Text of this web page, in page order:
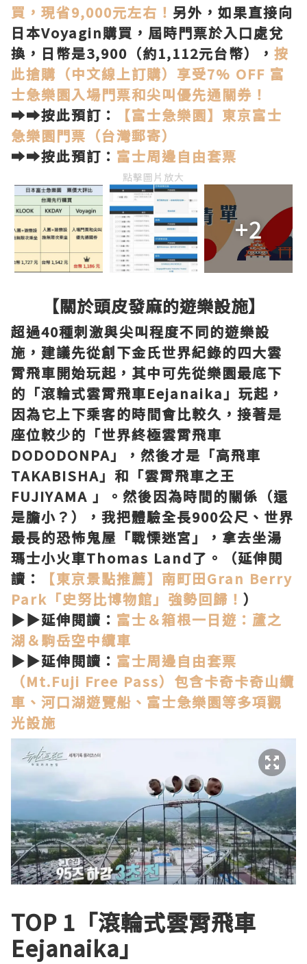
買，現省9,000元左右！ 另外，如果直接向
日本Voyagin購買，屆時門票於入口處兌
換，日幣是3,900（約1,112元台幣）， 按
此搶購（中文線上訂購）享受7% OFF 富
士急樂園入場門票和尖叫優先通關券！
➡➡按此預訂：
【富士急樂園】東京富士
急樂園門票（台灣郵寄）
➡➡按此預訂： 富士周邊自由套票
點擊圖片放大
+2
【關於頭皮發麻的遊樂設施】
超過40種刺激與尖叫程度不同的遊樂設
施，建議先從創下金氏世界紀錄的四大雲
霄飛車開始玩起，其中可先從樂園最底下
的「滾輪式雲霄飛車Eejanaika」玩起，
因為它上下乘客的時間會比較久，接著是
座位較少的「世界終極雲霄飛車
DODODONPA」，然後才是「高飛車
TAKABISHA」和「雲霄飛車之王
FUJIYAMA 」。然後因為時間的關係（還
是膽小？），我把體驗全長900公尺、世界
最長的恐怖鬼屋「戰慄迷宮」，拿去坐湯
瑪士小火車Thomas Land了。（延伸閱
讀：
【東京景點推薦】南町田Gran Berry
Park「史努比博物館」強勢回歸！ ）
▶▶延伸閱讀： 富士＆箱根一日遊：蘆之
湖＆駒岳空中纜車
▶▶延伸閱讀： 富士周邊自由套票
（Mt.Fuji Free Pass）包含卡奇卡奇山纜
車、河口湖遊覽船、富士急樂園等多項觀
光設施
TOP 1「滾輪式雲霄飛車
Eejanaika」